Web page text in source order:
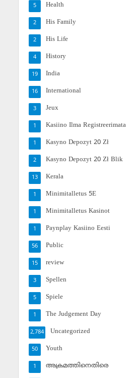
Health
5
His Family
2
His Life
2
History
4
India
19
International
16
Jeux
3
Kasiino Ilma Registreerimata
1
Kasyno Depozyt 20 Zł
1
Kasyno Depozyt 20 Zł Blik
2
Kerala
13
Minimitalletus 5E
1
Minimitalletus Kasinot
1
Paynplay Kasiino Eesti
1
Public
56
review
15
Spellen
3
Spiele
5
The Judgement Day
1
Uncategorized
2,784
Youth
50
അക്രമത്തിനെതിരെ
1